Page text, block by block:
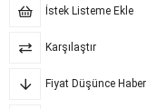
İstek Listeme Ekle
Karşılaştır
Fiyat Düşünce